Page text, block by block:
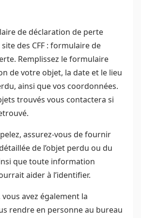
de déclaration de perte
des CFF : formulaire de
Remplissez le formulaire
de votre objet, la date et le lieu
ainsi que vos coordonnées.
trouvés vous contactera si
assurez-vous de fournir
de l’objet perdu ou du
que toute information
aider à l’identifier.
avez également la
rendre en personne au bureau